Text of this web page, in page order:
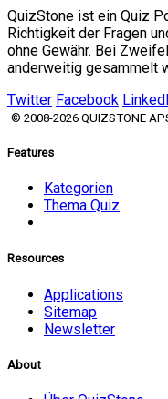
QuizStone ist ein Quiz
Richtigkeit der Fragen
ohne Gewähr. Bei
anderweitig gesammelt
Twitter Facebook
© 2008-2026 QUIZSTONE
Features
Kategorien
Thema Quiz
Resources
Applications
Sitemap
Newsletter
About